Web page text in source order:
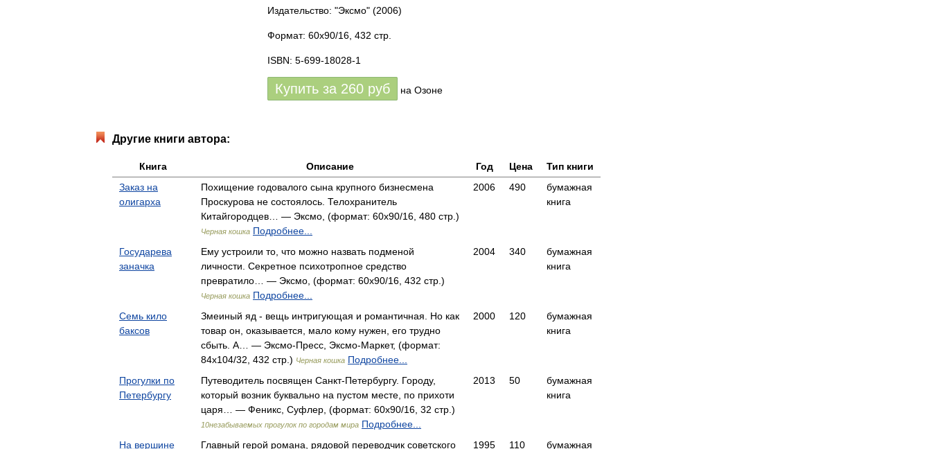
Издательство: "Эксмо" (2006)
Формат: 60x90/16, 432 стр.
ISBN: 5-699-18028-1
Купить за 260 руб на Озоне
Другие книги автора:
Книга Описание Год Цена
Тип книги
Заказ на
олигарха
Похищение годовалого сына крупного бизнесмена
Проскурова не состоялось. Телохранитель
Китайгородцев… — Эксмо, (формат: 60x90/16, 480 стр.)
Черная кошка Подробнее...
2006 490
бумажная
книга
Государева
заначка
Ему устроили то, что можно назвать подменой
личности. Секретное психотропное средство
превратило… — Эксмо, (формат: 60x90/16, 432 стр.)
Черная кошка Подробнее...
2004 340
бумажная
книга
Семь кило
баксов
Змеиный яд - вещь интригующая и романтичная. Но как
товар он, оказывается, мало кому нужен, его трудно
сбыть. А… — Эксмо-Пресс, Эксмо-Маркет, (формат:
84x104/32, 432 стр.) Черная кошка Подробнее...
2000 120
бумажная
книга
Прогулки по
Петербургу
Путеводитель посвящен Санкт-Петербургу. Городу,
который возник буквально на пустом месте, по прихоти
царя… — Феникс, Суфлер, (формат: 60x90/16, 32 стр.)
10незабываемых прогулок по городам мира Подробнее...
2013 50
бумажная
книга
На вершине
Главный герой романа, рядовой переводчик советского
1995 110
бумажная